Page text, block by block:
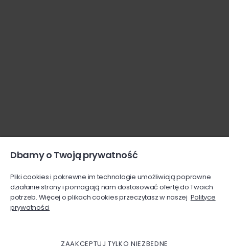
Dbamy o Twoją prywatność
Pliki cookies i pokrewne im technologie umożliwiają poprawne
działanie strony i pomagają nam dostosować ofertę do Twoich
potrzeb. Więcej o plikach cookies przeczytasz w naszej Polityce
prywatności
ZAAKCEPTUJ TYLKO NIEZBĘDNE